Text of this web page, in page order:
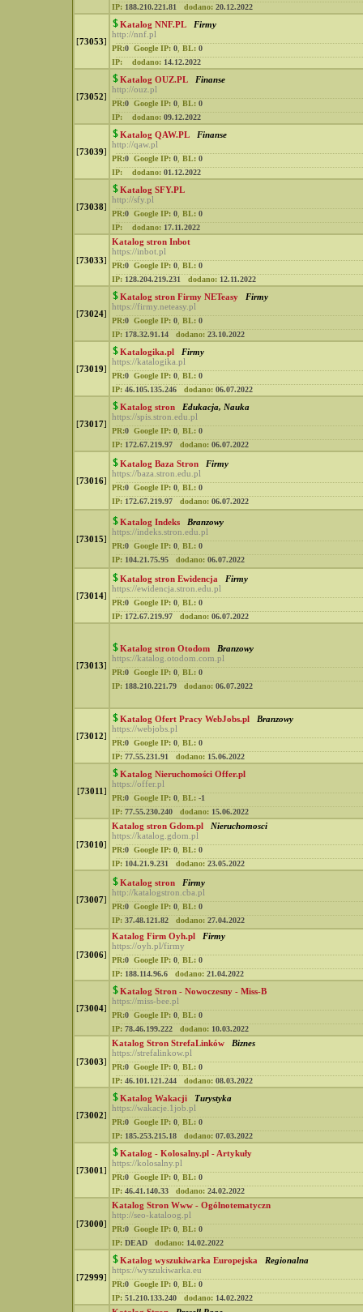
IP: 188.210.221.81 dodano: 20.12.2022
[73053]
Katalog NNF.PL
Firmy
http://nnf.pl
PR:0 Google IP: 0 BL: 0
IP:
dodano: 14.12.2022
[73052]
Katalog OUZ.PL
Finanse
http://ouz.pl
PR:0 Google IP: 0 BL: 0
IP:
dodano: 09.12.2022
[73039]
Katalog QAW.PL
Finanse
http://qaw.pl
PR:0 Google IP: 0 BL: 0
IP:
dodano: 01.12.2022
[73038]
Katalog SFY.PL
http://sfy.pl
PR:0 Google IP: 0 BL: 0
IP:
dodano: 17.11.2022
[73033]
Katalog stron Inbot
https://inbot.pl
PR:0 Google IP: 0 BL: 0
IP: 128.204.219.231 dodano: 12.11.2022
[73024]
Katalog stron Firmy NETeasy
Firmy
https://firmy.neteasy.pl
PR:0 Google IP: 0 BL: 0
IP: 178.32.91.14 dodano: 23.10.2022
[73019]
Katalogika.pl
Firmy
https://katalogika.pl
PR:0 Google IP: 0 BL: 0
IP: 46.105.135.246 dodano: 06.07.2022
[73017]
Katalog stron
Edukacja, Nauka
https://spis.stron.edu.pl
PR:0 Google IP: 0 BL: 0
IP: 172.67.219.97 dodano: 06.07.2022
[73016]
Katalog Baza Stron
Firmy
https://baza.stron.edu.pl
PR:0 Google IP: 0 BL: 0
IP: 172.67.219.97 dodano: 06.07.2022
[73015]
Katalog Indeks
Branzowy
https://indeks.stron.edu.pl
PR:0 Google IP: 0 BL: 0
IP: 104.21.75.95 dodano: 06.07.2022
[73014]
Katalog stron Ewidencja
Firmy
https://ewidencja.stron.edu.pl
PR:0 Google IP: 0 BL: 0
IP: 172.67.219.97 dodano: 06.07.2022
[73013]
Katalog stron Otodom
Branzowy
https://katalog.otodom.com.pl
PR:0 Google IP: 0 BL: 0
IP: 188.210.221.79 dodano: 06.07.2022
[73012]
Katalog Ofert Pracy WebJobs.pl
Branzowy
https://webjobs.pl
PR:0 Google IP: 0 BL: 0
IP: 77.55.231.91 dodano: 15.06.2022
[73011]
Katalog Nieruchomości Offer.pl
https://offer.pl
PR:0 Google IP: 0 BL: -1
IP: 77.55.230.240 dodano: 15.06.2022
[73010]
Katalog stron Gdom.pl
Nieruchomosci
https://katalog.gdom.pl
PR:0 Google IP: 0 BL: 0
IP: 104.21.9.231 dodano: 23.05.2022
[73007]
Katalog stron
Firmy
http://katalogstron.cba.pl
PR:0 Google IP: 0 BL: 0
IP: 37.48.121.82 dodano: 27.04.2022
[73006]
Katalog Firm Oyh.pl
Firmy
https://oyh.pl/firmy
PR:0 Google IP: 0 BL: 0
IP: 188.114.96.6 dodano: 21.04.2022
[73004]
Katalog Stron - Nowoczesny - Miss-B
https://miss-bee.pl
PR:0 Google IP: 0 BL: 0
IP: 78.46.199.222 dodano: 10.03.2022
[73003]
Katalog Stron StrefaLinków
Biznes
https://strefalinkow.pl
PR:0 Google IP: 0 BL: 0
IP: 46.101.121.244 dodano: 08.03.2022
[73002]
Katalog Wakacji
Turystyka
https://wakacje.1job.pl
PR:0 Google IP: 0 BL: 0
IP: 185.253.215.18 dodano: 07.03.2022
[73001]
Katalog - Kolosalny.pl - Artykuły
https://kolosalny.pl
PR:0 Google IP: 0 BL: 0
IP: 46.41.140.33 dodano: 24.02.2022
[73000]
Katalog Stron Www - Ogólnotematyczn
http://seo-kataloog.pl
PR:0 Google IP: 0 BL: 0
IP: DEAD dodano: 14.02.2022
[72999]
Katalog wyszukiwarka Europejska
Regionalna
https://wyszukiwarka.eu
PR:0 Google IP: 0 BL: 0
IP: 51.210.133.240 dodano: 14.02.2022